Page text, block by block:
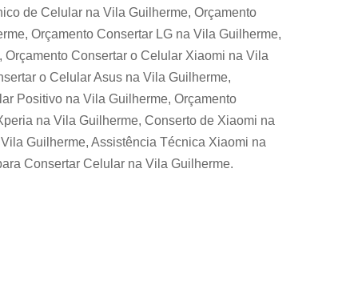
de Celular na Vila Guilherme, Orçamento
Orçamento Consertar LG na Vila Guilherme,
Consertar o Celular Xiaomi na Vila
o Celular Asus na Vila Guilherme,
Positivo na Vila Guilherme, Orçamento
na Vila Guilherme, Conserto de Xiaomi na
Guilherme, Assistência Técnica Xiaomi na
Consertar Celular na Vila Guilherme.